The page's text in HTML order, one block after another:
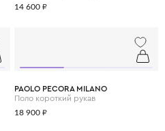
14 600 ₽
PAOLO PECORA MILANO
Поло короткий рукав
18 900 ₽